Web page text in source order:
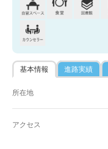
基本情報 進路実績
所在地
アクセス